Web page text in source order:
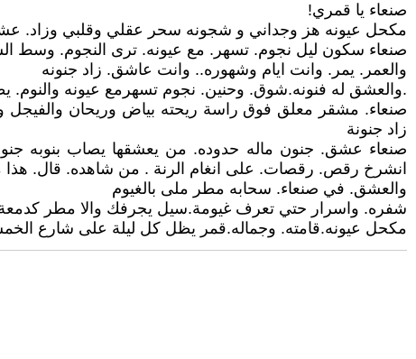
صنعاء يا قمري!
مكحل عيونه هز وجداني و شجونه سحر عقلي وقلبي وزاد.
صنعاء سكون ليل نجوم. تسهر. مع عيونه. ترى النجوم. وسط
والعمر. يمر. وانت ايام وشهوره.. وانت عاشق. زاد جنونه
.والعشق له فنونه.شوق. وحنين. نجوم تسهرمع عيونه
صنعاء. مشقر معلق فوق راسة ريحته بياض وريحان
زاد جنونة
صنعاء عشق. جنون ماله حدوده. من يعشقها يصاب بنوبه
انشرخ رقص. رقصات. على انغام الرنة . من شاهده. قال.
والعشق. في صنعاء. سحابه مطر ملى بالغيوم
شفره. واسرار حتي تعرف غيومة.سيل يجرفك والا مطر
مكحل عيونه.قامته. وجماله.قمر يظل كل ليلة على شارع